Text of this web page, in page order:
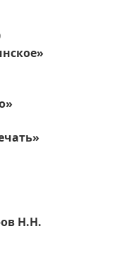
Н.Н.